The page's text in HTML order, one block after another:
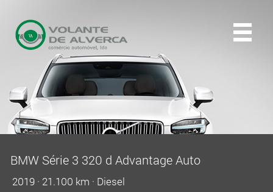
BMW Série 3 320 d Advantage Auto
2019 · 21.100 km · Diesel